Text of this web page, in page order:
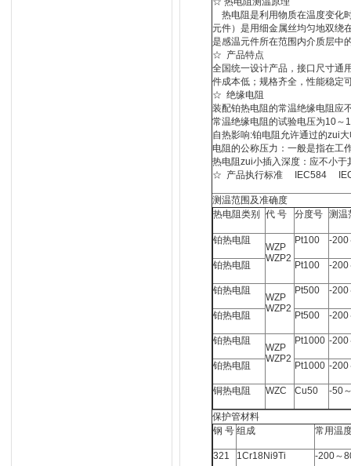
热电阻是利用物质在温度变化
元件）是用细金属丝均匀地双绕
是感温元件所在范围内介质层中
☆ 产品特点
全国统一设计产品，接口尺寸通
件成本低；规格齐全，性能稳定
☆ 绝缘电阻
装配铂热电阻的常温绝缘电阻应
常温绝缘电阻的试验电压为10～
自热影响:铂电阻允许通过的zui
电阻的公称压力：一般是指在工
热电阻zui小插入深度：应不小
☆ 产品执行标准 IEC584
测温范围及准确度
热电阻类别
代 号 分度号 测
铂热电阻
WZP
WZP2
Pt100 -200
铂热电阻 Pt100 -200
铂热电阻
WZP
WZP2
Pt500 -200
铂热电阻 Pt500 -200
铂热电阻
WZP
WZP2
Pt1000 -200
铂热电阻 Pt1000 -200
铜热电阻 WZC Cu50 -50
保护管材料
钢 号 组成 常用温
321 1Cr18Ni9Ti -200～